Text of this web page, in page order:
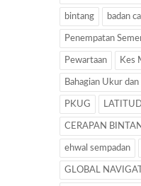
bintang badan
Penempatan
Pewartaan Kes
Bahagian Ukur
PKUG
CERAPAN
ehwal sempadan
GLOBAL